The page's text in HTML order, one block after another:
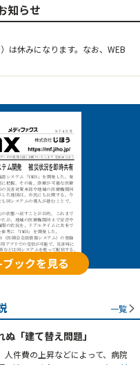
知らせ
は休みになります。なお、WEB
ブックを見る
一覧
「建て替え問題」
件費の上昇などによって、病院